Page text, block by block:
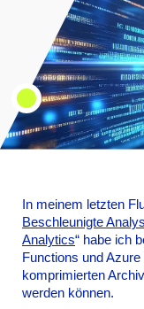
In meinem letzten
Beschleunigte
Analytics“ habe ich
Functions und
komprimierten
werden können.